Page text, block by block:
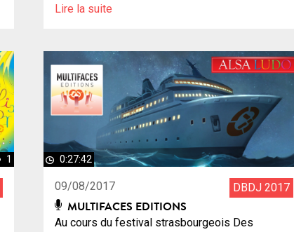
Lire la suite
1 0:27:42
09/08/2017 DBDJ 2017
MULTIFACES EDITIONS
Au cours du festival strasbourgeois Des